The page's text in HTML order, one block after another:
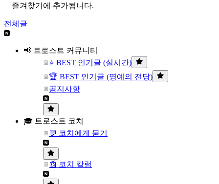
즐겨찾기에 추가됩니다.
전체글
📢 트로스트 커뮤니티
⭐ BEST 인기글 (실시간)
🏆 BEST 인기글 (명예의 전당)
공지사항
🎓 트로스트 코치
💬 코치에게 묻기
📰 코치 칼럼